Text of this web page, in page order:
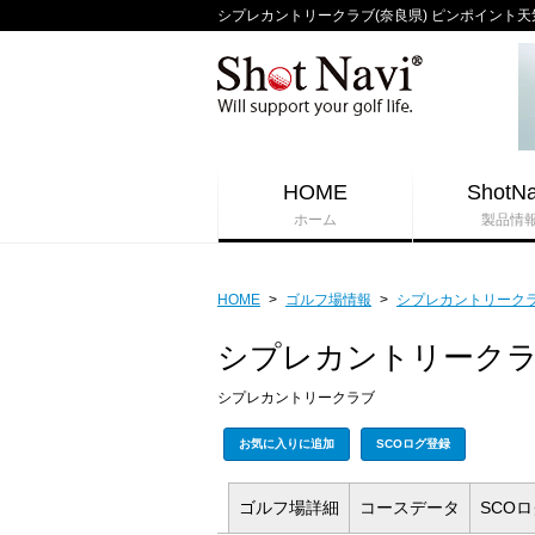
シプレカントリークラブ(奈良県) ピンポイント
HOME
ホーム 製品情
HOME > ゴルフ場情報 > シプレカントリーク
シプレカントリーク
シプレカントリークラブ
お気に入りに追加 SCOログ登録
ゴルフ場詳細 コースデータ SCO